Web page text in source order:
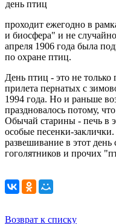
проходит ежегодно в
и биосфера" и не
апреля 1906 года была
по охране птиц.
День птиц - это не
прилета пернатых с
1994 года. Но и раньше
праздновалось потому,
Обычай старины - печь в
особые песенки-
развешивание в этот
гоголятников и прочих
Возврат к списку